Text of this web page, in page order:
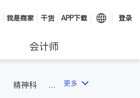
我是商家 干货 APP下载 登录
会计师
精神科
更多